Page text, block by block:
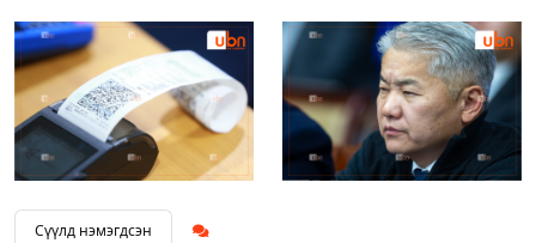
Сүүлд нэмэгдсэн